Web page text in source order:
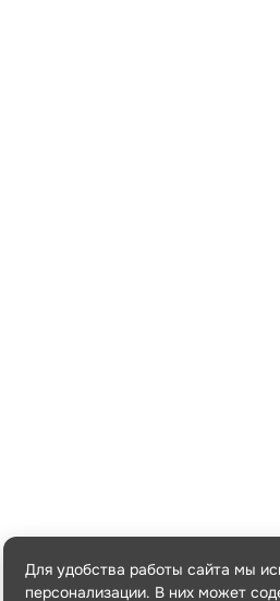
Для удобства работы сайта мы
персонализации. В них может